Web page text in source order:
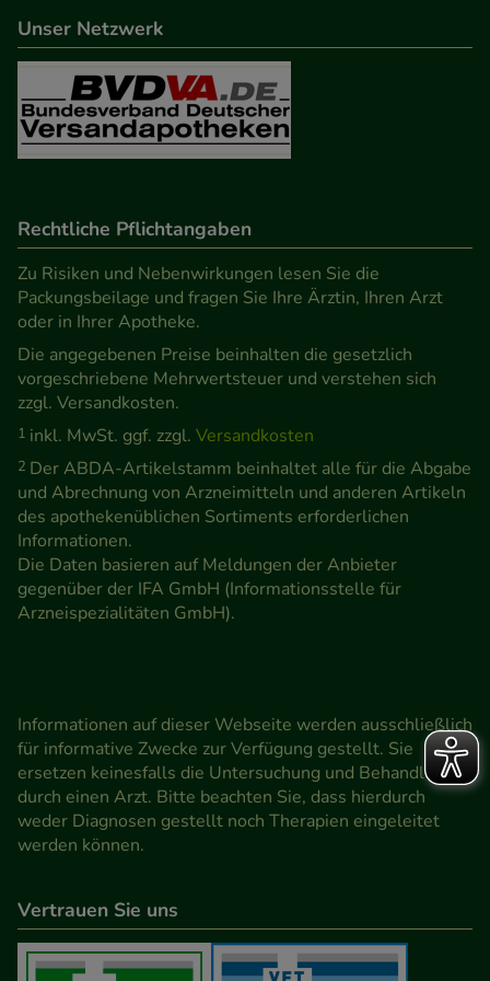
Besuchers oder unsere Seite an bevorzugte
Verhaltensweisen (z.B. Spracheinstellung)
anzupassen. Komfort-Cookies ermöglichen es uns
auch auf Ihre Bedürfnisse zugeschrittene Inhalte
anzuzeigen und unser Partnerprogramm zu
Statistik & Tracking:Hierüber lassen sich
Informationen über die Art und Weise der Nutzung
unserer Website sammeln, mit deren Hilfe wir
unsere Website weiter für Sie optimieren können,
den Inhalt auf unserer Website aber auch die
Werbung auf Drittseiten möglichst relevant für Sie
teilweise an Dritte wie z.B. Google oder soziale
Medien übertragen werden.
Unser Netzwerk
Rechtliche Pflichtangaben
Zu Risiken und Nebenwirkungen lesen Sie die
Packungsbeilage und fragen Sie Ihre Ärztin, Ihren Arzt
oder in Ihrer Apotheke.
Die angegebenen Preise beinhalten die gesetzlich
vorgeschriebene Mehrwertsteuer und verstehen sich
zzgl. Versandkosten.
1 inkl. MwSt. ggf. zzgl. Versandkosten
2 Der ABDA-Artikelstamm beinhaltet alle für die Abgabe
und Abrechnung von Arzneimitteln und anderen Artikeln
des apothekenüblichen Sortiments erforderlichen
Informationen.
Die Daten basieren auf Meldungen der Anbieter
gegenüber der IFA GmbH (Informationsstelle für
Arzneispezialitäten GmbH).
Informationen auf dieser Webseite werden ausschließlich
für informative Zwecke zur Verfügung gestellt. Sie
ersetzen keinesfalls die Untersuchung und Behandlung
durch einen Arzt. Bitte beachten Sie, dass hierdurch
weder Diagnosen gestellt noch Therapien eingeleitet
werden können.
Vertrauen Sie uns